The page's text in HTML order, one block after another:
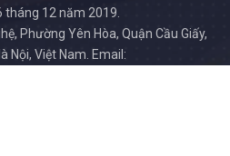
tháng 12 năm 2019.
Phường Yên Hòa, Quận Cầu Giấy,
Nội, Việt Nam. Email: